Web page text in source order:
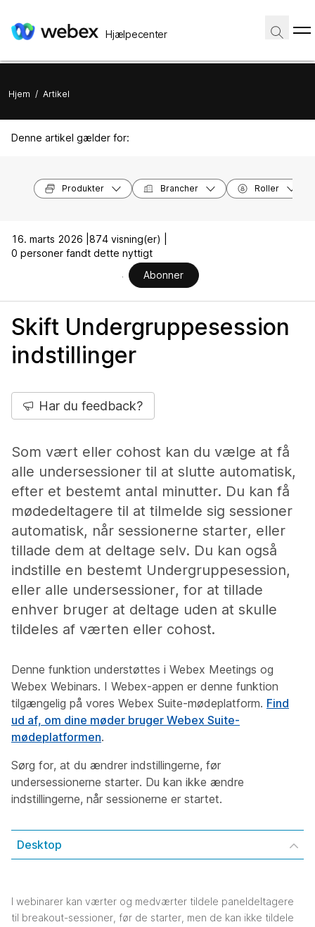
Hjælpecenter
Hjem / Artikel
Denne artikel gælder for:
Produkter Brancher Roller
16. marts 2026 | 874 visning(er) |
0 personer fandt dette nyttigt
Abonner
Skift Undergruppesession
indstillinger
Har du feedback?
Som vært eller cohost kan du vælge at få
alle undersessioner til at slutte automatisk,
efter et bestemt antal minutter. Du kan få
mødedeltagere til at tilmelde sig sessioner
automatisk, når sessionerne starter, eller
tillade dem at deltage selv. Du kan også
indstille en bestemt Undergruppesession,
eller alle undersessioner, for at tillade
enhver bruger at deltage uden at skulle
tildeles af værten eller cohost.
Denne funktion understøttes i Webex Meetings og
Webex Webinars. I Webex-appen er denne funktion
tilgængelig på vores Webex Suite-mødeplatform. Find
ud af, om dine møder bruger Webex Suite-
mødeplatformen.
Sørg for, at du ændrer indstillingerne, før
undersessionerne starter. Du kan ikke ændre
indstillingerne, når sessionerne er startet.
Desktop
I webinarer kan værter og medværter tildele paneldeltagere
til breakout-sessioner, før de starter, men de kan ikke tildele